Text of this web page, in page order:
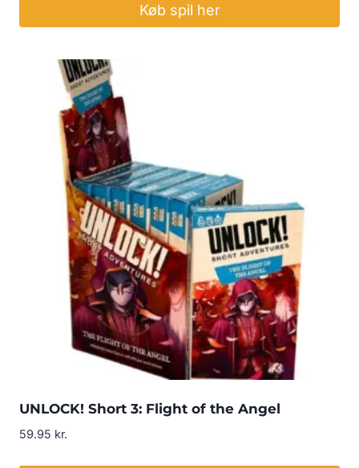
Køb spil her
UNLOCK! Short 3: Flight of the Angel
59.95 kr.